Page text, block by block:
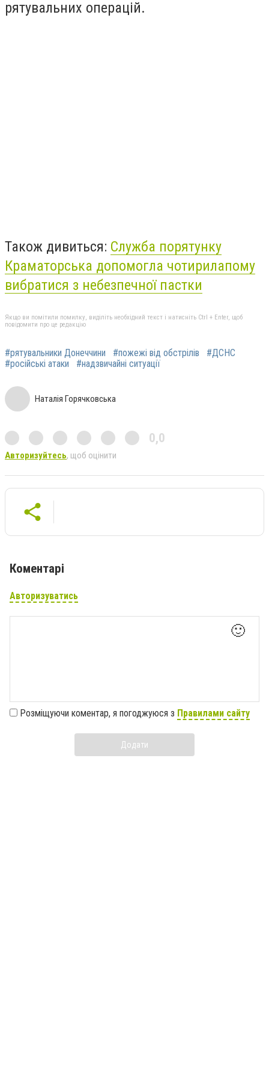
рятувальних операцій.
Також дивиться: Служба порятунку
Краматорська допомогла чотирилапому
вибратися з небезпечної пастки
Якщо ви помітили помилку, виділіть необхідний текст і натисніть Ctrl + Enter, щоб
повідомити про це редакцію
#рятувальники Донеччини #пожежі від обстрілів
#ДСНС
#російські атаки
#надзвичайні ситуації
Наталія Горячковська
0,0
Авторизуйтесь, щоб оцінити
Коментарі
Авторизуватись
🙂
Розміщуючи коментар, я погоджуюся з Правилами сайту
Додати